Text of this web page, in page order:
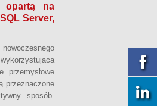
opartą na
Server,
przemysłowe
przeznaczone
sposób.